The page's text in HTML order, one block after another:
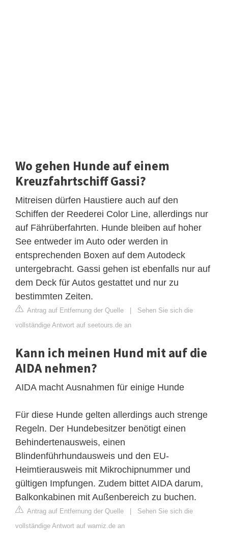
Wo gehen Hunde auf einem
Kreuzfahrtschiff Gassi?
Mitreisen dürfen Haustiere auch auf den
Schiffen der Reederei Color Line, allerdings nur
auf Fährüberfahrten. Hunde bleiben auf hoher
See entweder im Auto oder werden in
entsprechenden Boxen auf dem Autodeck
untergebracht. Gassi gehen ist ebenfalls nur auf
dem Deck für Autos gestattet und nur zu
bestimmten Zeiten.
Antrag auf Entfernung der Quelle | Sehen Sie sich die
vollständige Antwort auf seetours.de an
Kann ich meinen Hund mit auf die
AIDA nehmen?
AIDA macht Ausnahmen für einige Hunde
Für diese Hunde gelten allerdings auch strenge
Regeln. Der Hundebesitzer benötigt einen
Behindertenausweis, einen
Blindenführhundausweis und den EU-
Heimtierausweis mit Mikrochipnummer und
gültigen Impfungen. Zudem bittet AIDA darum,
Balkonkabinen mit Außenbereich zu buchen.
Antrag auf Entfernung der Quelle | Sehen Sie sich die
vollständige Antwort auf wamiz.de an